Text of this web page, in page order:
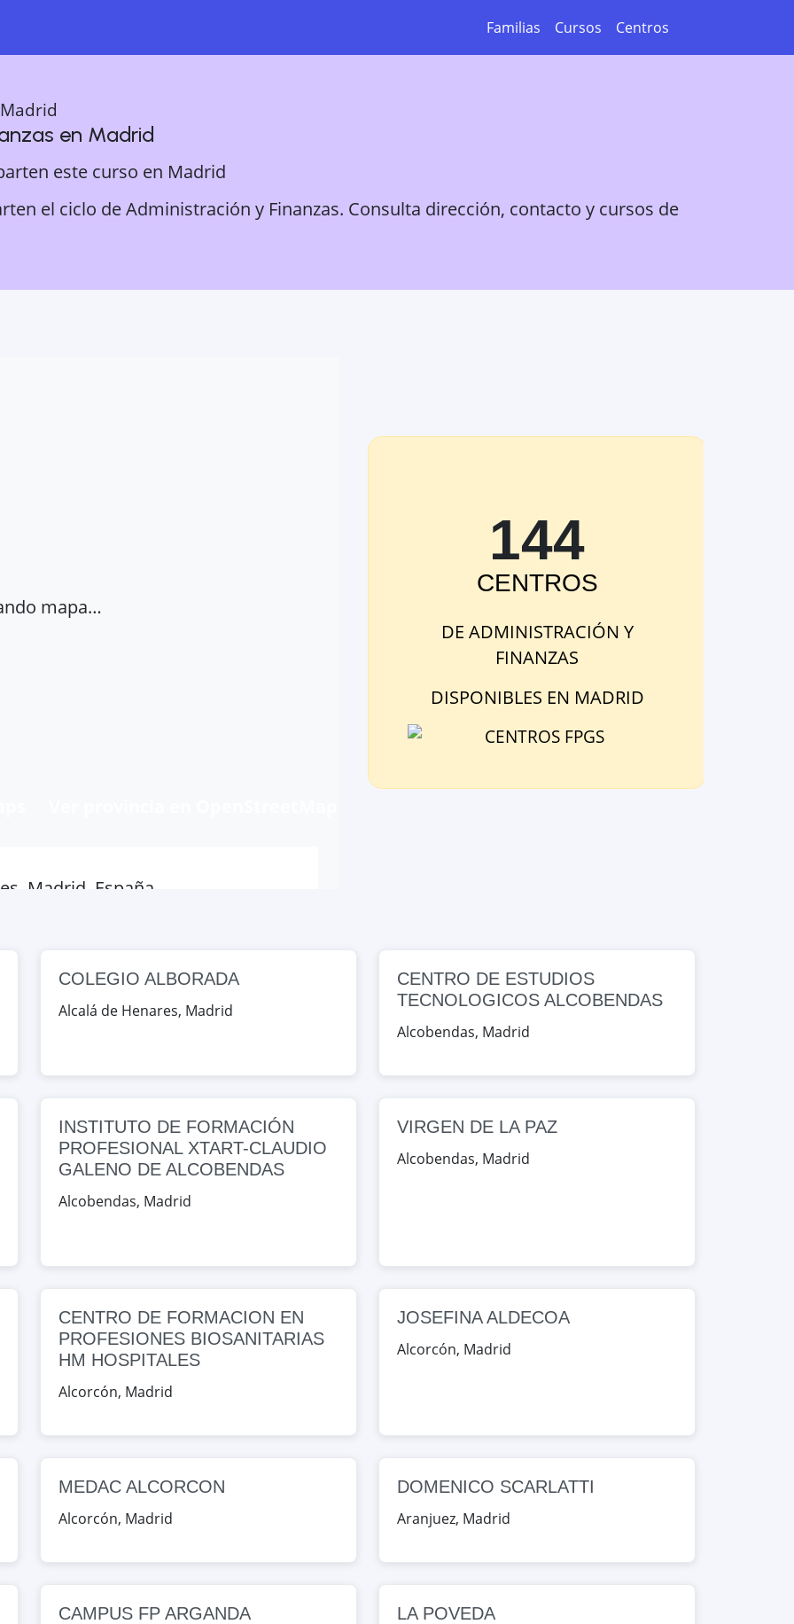
Familias Cursos Centros
Madrid
en Madrid
este curso en Madrid
el ciclo de Administración y Finanzas. Consulta dirección, contacto y cursos de
mapa…
Madrid, España
EUROPEO DE MADRID-
Madrid, España
Alcobendas, Madrid, España
Madrid, España
144
CENTROS
DE ADMINISTRACIÓN Y
FINANZAS
DISPONIBLES EN MADRID
COLEGIO ALBORADA
Alcalá de Henares, Madrid
CENTRO DE ESTUDIOS
TECNOLOGICOS ALCOBENDAS
Alcobendas, Madrid
INSTITUTO DE FORMACIÓN
PROFESIONAL XTART-CLAUDIO
GALENO DE ALCOBENDAS
Alcobendas, Madrid
VIRGEN DE LA PAZ
Alcobendas, Madrid
CENTRO DE FORMACION EN
PROFESIONES BIOSANITARIAS
HM HOSPITALES
Alcorcón, Madrid
JOSEFINA ALDECOA
Alcorcón, Madrid
MEDAC ALCORCON
Alcorcón, Madrid
DOMENICO SCARLATTI
Aranjuez, Madrid
CAMPUS FP ARGANDA
LA POVEDA